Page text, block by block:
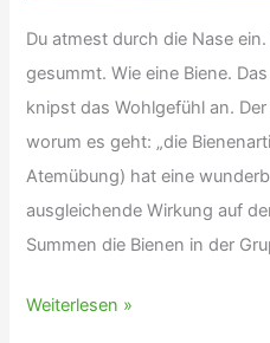
Du atmest durch die Nase
gesummt. Wie eine Biene.
knipst das Wohlgefühl an.
worum es geht: „die
Atemübung) hat eine
ausgleichende Wirkung auf
Summen die Bienen in der
Bhramari(n)
Weiterlesen »